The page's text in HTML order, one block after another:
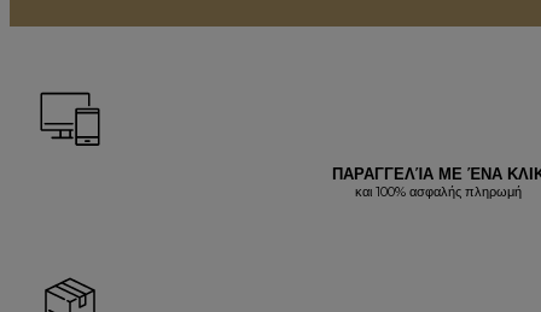
ΠΑΡΑΓΓΕΛΊΑ ΜΕ ΈΝΑ
και 100% ασφαλής πληρωμή